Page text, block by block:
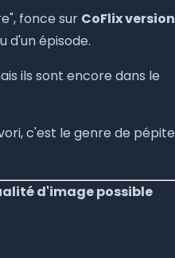
fonce sur CoFlix version
d'un épisode.
ils sont encore dans le
c'est le genre de pépite
d'image possible